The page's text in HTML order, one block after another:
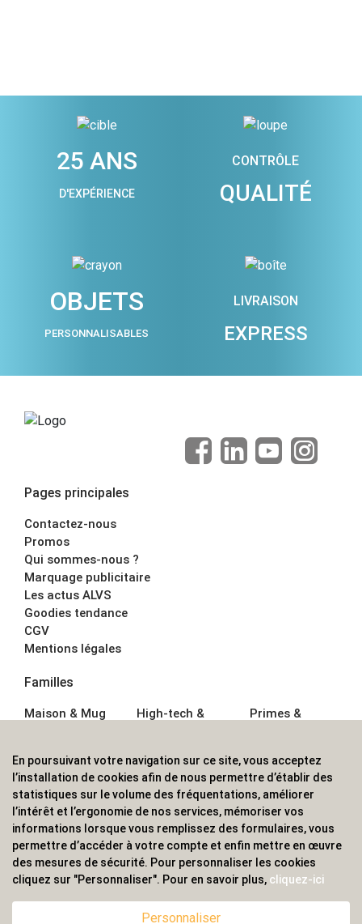
25 ANS
D'EXPÉRIENCE
CONTRÔLE
QUALITÉ
OBJETS
PERSONNALISABLES
LIVRAISON
EXPRESS
Pages principales
Contactez-nous
Promos
Qui sommes-nous ?
Marquage publicitaire
Les actus ALVS
Goodies tendance
CGV
Mentions légales
Familles
Maison & Mug
Écriture
Bagagerie sacs
High-tech &
Sport &
Outdoor
Enfant
Primes &
Boisson
Textile &
Casquette
Accessoires de
ALVS, fournisseur d'objets publicitaires, pour les
professionnels. Une implantation nationale, une
couverture internationale.
En poursuivant votre navigation sur ce site, vous acceptez
l’installation de cookies afin de nous permettre d’établir des
statistiques sur le volume des fréquentations, améliorer
l’intérêt et l’ergonomie de nos services, mémoriser vos
informations lorsque vous remplissez des formulaires, vous
permettre d’accéder à votre compte et enfin mettre en œuvre
des mesures de sécurité. Pour personnaliser les cookies
cliquez sur "Personnaliser". Pour en savoir plus, cliquez-ici
Personnaliser